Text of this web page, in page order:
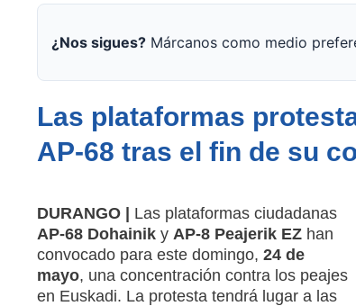
¿Nos sigues?Márcanos como medio
Las plataformas
AP-68 tras el fin de su
DURANGO | Las plataformas ciudadanas
AP-68 Dohainiky AP-8 Peajerik EZhan
convocado para este domingo, 24 de
mayo, una concentración contra los peajes
en Euskadi. La protesta tendrá lugar a las